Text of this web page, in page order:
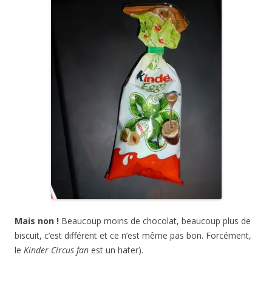
Mais non ! Beaucoup moins de chocolat, beaucoup plus de
biscuit, c’est différent et ce n’est même pas bon. Forcément,
le Kinder Circus fan est un hater).